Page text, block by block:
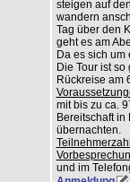
steigen auf
wandern
Tag über den
geht es am
Da es sich
Die Tour ist
Rückreise am
mit bis zu ca.
Bereitschaft
übernachten.
und im